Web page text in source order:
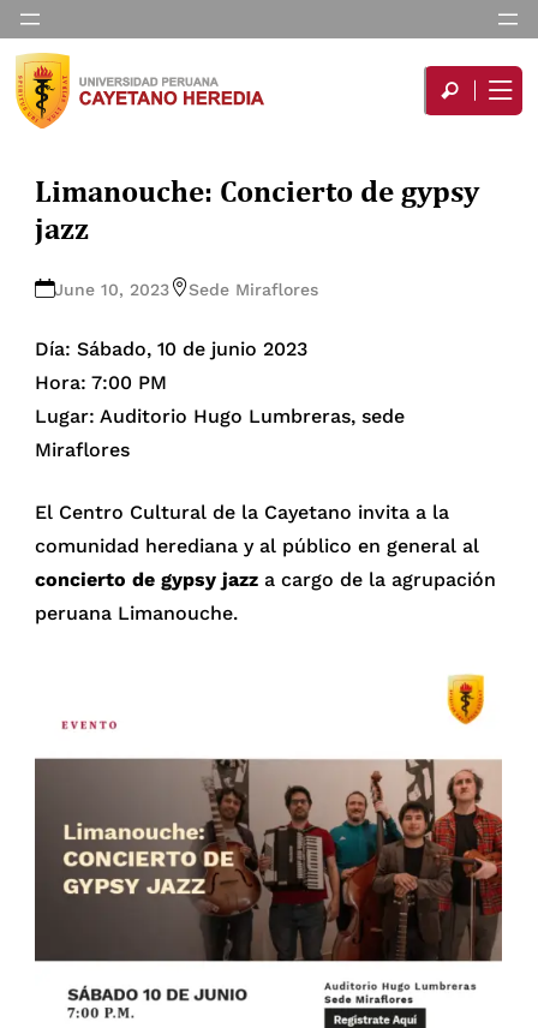
Limanouche: Concierto de gypsy
jazz
June 10, 2023 Sede Miraflores
Día: Sábado, 10 de junio 2023
Hora: 7:00 PM
Lugar: Auditorio Hugo Lumbreras, sede
Miraflores
El Centro Cultural de la Cayetano invita a la
comunidad herediana y al público en general al
concierto de gypsy jazz a cargo de la agrupación
peruana Limanouche.